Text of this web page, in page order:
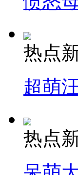
热点
超萌
热点